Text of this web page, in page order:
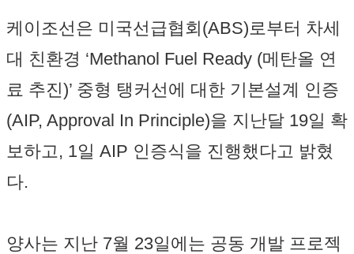
케이조선은 미국선급협회(ABS)로부터 차세
대 친환경 ‘Methanol Fuel Ready (메탄올 연
료 추진)’ 중형 탱커선에 대한 기본설계 인증
(AIP, Approval In Principle)을 지난달 19일 확
보하고, 1일 AIP 인증식을 진행했다고 밝혔
다.
양사는 지난 7월 23일에는 공동 개발 프로젝